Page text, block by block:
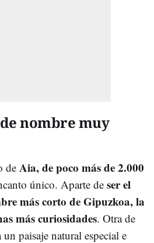
nombre muy
deAia, de poco más de 2.000
único. Aparte de ser el
más corto de Gipuzkoa, la
más curiosidades. Otra de
un paisaje natural especial e